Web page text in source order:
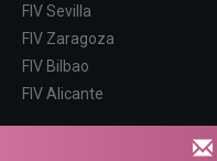
FIV Sevilla
FIV Zaragoza
FIV Bilbao
FIV Alicante